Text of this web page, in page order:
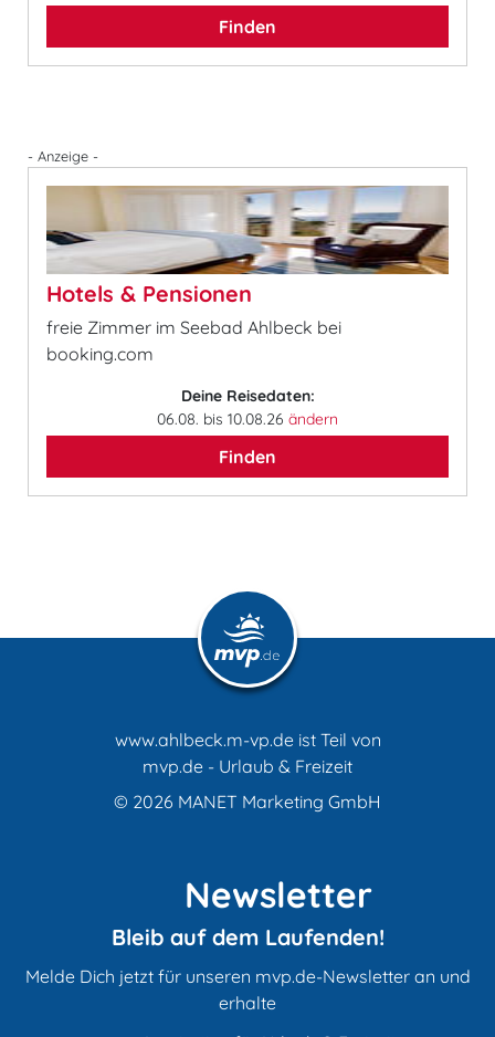
Finden
- Anzeige -
Hotels & Pensionen
freie Zimmer im Seebad Ahlbeck bei
booking.com
Deine Reisedaten:
06.08. bis 10.08.26 ändern
Finden
www.ahlbeck.m-vp.de ist Teil von
mvp.de - Urlaub & Freizeit
© 2026 MANET Marketing GmbH
Newsletter
Bleib auf dem Laufenden!
Melde Dich jetzt für unseren mvp.de-Newsletter an und
erhalte